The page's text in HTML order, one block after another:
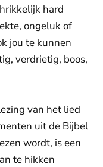
hard
ongeluk of
jou te kunnen
verdrietig, boos,
van het lied
uit de Bijbel
wordt, is een
te hikken